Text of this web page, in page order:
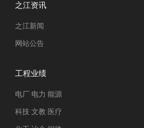
之江资讯
之江新闻
网站公告
工程业绩
电厂 电力 能源
科技 文教 医疗